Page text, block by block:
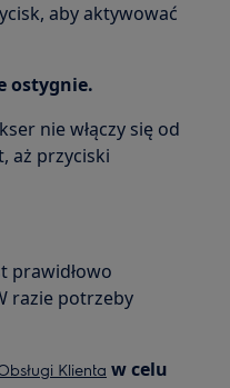
aby aktywować
ostygnie.
nie włączy się od
aż przyciski
prawidłowo
razie potrzeby
Klienta w celu